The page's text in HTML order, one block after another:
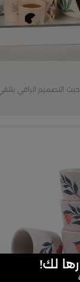
التصميم الراقي
لك!